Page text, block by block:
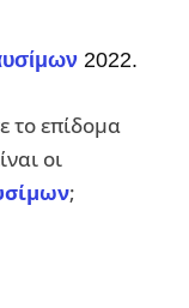
2022.
το επίδομα
οι
;